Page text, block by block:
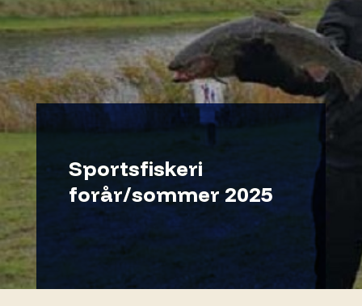
Sportsfiskeri
forår/sommer 2025